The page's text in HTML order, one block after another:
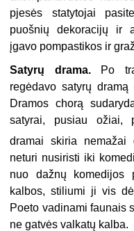
pjesės statytojai
puošnių dekoracijų ir
įgavo pompastikos ir
Satyrų drama.Po
regėdavo satyrų
Dramos chorą
satyrai, pusiau ožiai,
dramai skiria nemažai
neturi nusiristi iki
nuo dažnų komedijos
kalbos, stiliumi ji vis
Poeto vadinami faunais
ne gatvės valkatų kalba.